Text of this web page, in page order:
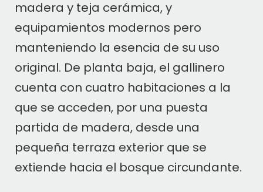
madera y teja cerámica, y
equipamientos modernos pero
manteniendo la esencia de su uso
original. De planta baja, el gallinero
cuenta con cuatro habitaciones a la
que se acceden, por una puesta
partida de madera, desde una
pequeña terraza exterior que se
extiende hacia el bosque circundante.